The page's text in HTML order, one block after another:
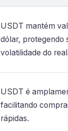
USDT mantém
dólar, protegendo
volatilidade do
USDT é
facilitando
rápidas.